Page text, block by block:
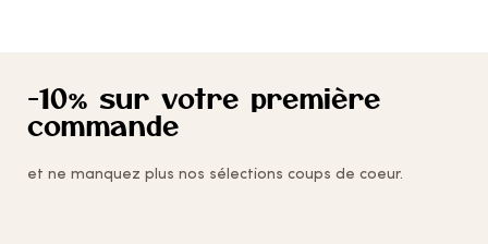
-10% sur votre première
commande
et ne manquez plus nos sélections coups de coeur.